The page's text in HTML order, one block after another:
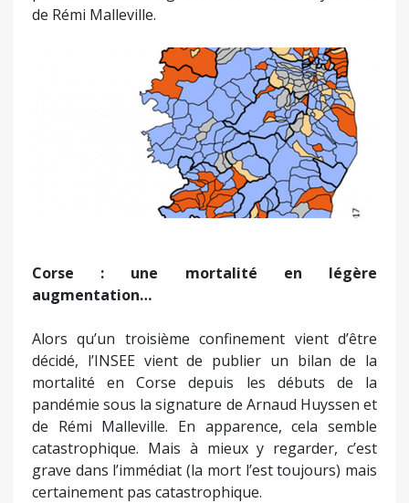
de Rémi Malleville.
Corse : une mortalité en légère
augmentation…
Alors qu’un troisième confinement vient d’être
décidé, l’INSEE vient de publier un bilan de la
mortalité en Corse depuis les débuts de la
pandémie sous la signature de Arnaud Huyssen et
de Rémi Malleville. En apparence, cela semble
catastrophique. Mais à mieux y regarder, c’est
grave dans l’immédiat (la mort l’est toujours) mais
certainement pas catastrophique.